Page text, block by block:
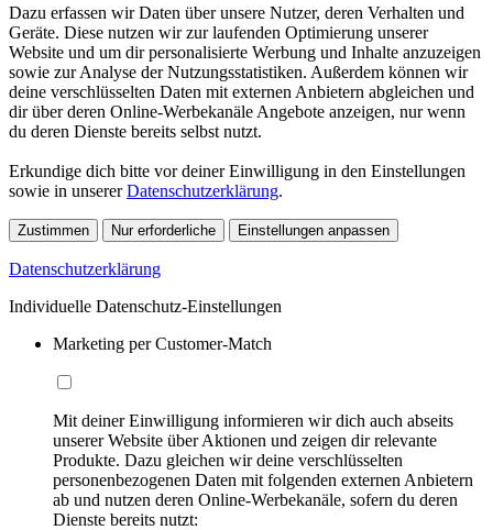
Dazu erfassen wir Daten über unsere Nutzer, deren Verhalten und
Geräte. Diese nutzen wir zur laufenden Optimierung unserer
Website und um dir personalisierte Werbung und Inhalte anzuzeigen
sowie zur Analyse der Nutzungsstatistiken. Außerdem können wir
deine verschlüsselten Daten mit externen Anbietern abgleichen und
dir über deren Online-Werbekanäle Angebote anzeigen, nur wenn
du deren Dienste bereits selbst nutzt.
Erkundige dich bitte vor deiner Einwilligung in den Einstellungen
sowie in unsererDatenschutzerklärung.
Zustimmen Nur erforderliche Einstellungen anpassen
Datenschutzerklärung
Individuelle Datenschutz-Einstellungen
Marketing per Customer-Match
Mit deiner Einwilligung informieren wir dich auch abseits
unserer Website über Aktionen und zeigen dir relevante
Produkte. Dazu gleichen wir deine verschlüsselten
personenbezogenen Daten mit folgenden externen Anbietern
ab und nutzen deren Online-Werbekanäle, sofern du deren
Dienste bereits nutzt: